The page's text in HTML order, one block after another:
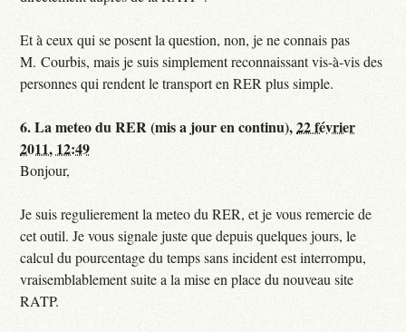
Et à ceux qui se posent la question, non, je ne connais pas
M. Courbis, mais je suis simplement reconnaissant vis-à-vis des
personnes qui rendent le transport en RER plus simple.
6.La meteo du RER (mis a jour en continu),22 février
2011, 12:49
Bonjour,
Je suis regulierement la meteo du RER, et je vous remercie de
cet outil. Je vous signale juste que depuis quelques jours, le
calcul du pourcentage du temps sans incident est interrompu,
vraisemblablement suite a la mise en place du nouveau site
RATP.